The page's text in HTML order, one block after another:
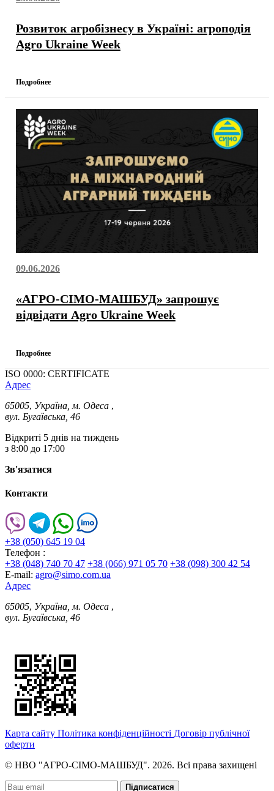
Розвиток агробізнесу в Україні: агроподія
Agro Ukraine Week
Подробнее
09.06.2026
«АГРО-СІМО-МАШБУД» запрошує
відвідати Agro Ukraine Week
Подробнее
ISO 0000: CERTIFICATE
Адрес
65005, Україна, м. Одеса ,
вул. Бугаївська, 46
Відкриті 5 днів на тиждень
з 8:00 до 17:00
Зв'язатися
Контакти
+38 (050) 645 19 04
Телефон :
+38 (048) 740 70 47 +38 (066) 971 05 70 +38 (098) 300 42 54
E-mail: agro@simo.com.ua
Адрес
65005, Україна, м. Одеса ,
вул. Бугаївська, 46
Карта сайту Політика конфіденційності Договір публічної
оферти
© НВО "АГРО-СІМО-МАШБУД". 2026. Всі права захищені
Підписатися